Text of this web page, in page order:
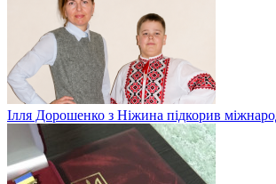
Ілля Дорошенко з Ніжина підкорив